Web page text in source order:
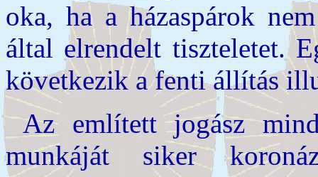
oka, ha a házaspárok
által elrendelt tiszteletet.
következik a fenti állítás
Az említett jogász
munkáját siker